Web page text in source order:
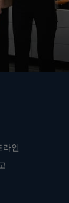
라인